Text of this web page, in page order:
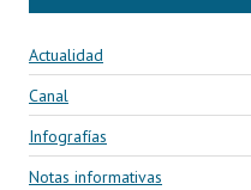
Actualidad
Canal
Infografías
Notas informativas